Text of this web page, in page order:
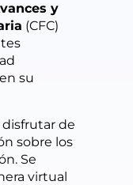
y
(CFC)
su
de
sobre los
Se
virtual